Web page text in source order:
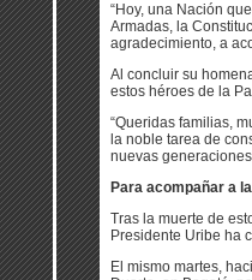
“Hoy, una Nación
Armadas, la
agradecimiento, a
Al concluir su
estos héroes de la
“Queridas familias,
la noble tarea de
nuevas
Para acompañar a
Tras la muerte de
Presidente Uribe ha
El mismo martes,